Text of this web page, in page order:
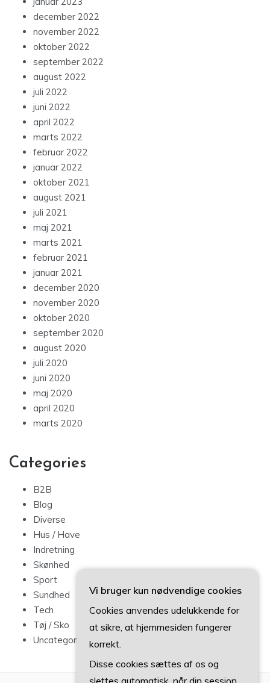
december 2022
november 2022
oktober 2022
september 2022
august 2022
juli 2022
juni 2022
april 2022
marts 2022
februar 2022
januar 2022
oktober 2021
august 2021
juli 2021
maj 2021
marts 2021
februar 2021
januar 2021
december 2020
november 2020
oktober 2020
september 2020
august 2020
juli 2020
juni 2020
maj 2020
april 2020
marts 2020
Categories
B2B
Blog
Diverse
Hus / Have
Indretning
Skønhed
Sport
Sundhed
Tech
Tøj / Sko
Uncategorized
Vi bruger kun nødvendige cookies
Cookies anvendes udelukkende for
at sikre, at hjemmesiden fungerer
korrekt.
Disse cookies sættes af os og
slettes automatisk, når din session